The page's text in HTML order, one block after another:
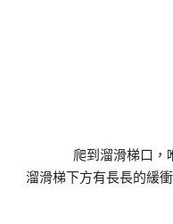
爬到溜滑梯口，
溜滑梯下方有長長的緩